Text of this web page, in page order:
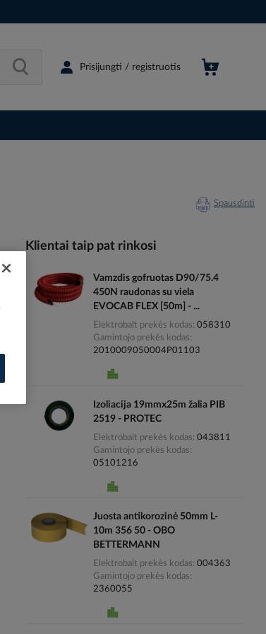
Prisijungti / registruotis
Spausdinti
Klientai taip pat rinkosi
Vamzdis gofruotas D90/75.4
450N raudonas su viela
EVOCAB FLEX [50m] - ...
Elektrobalt prekės kodas 058310
Gamintojo prekės kodas
2010009050004P01103
Izoliacija 19mmx25m žalia PIB
2519 - PROTEC
Elektrobalt prekės kodas 043811
Gamintojo prekės kodas
05101216
Juosta antikorozinė 50mm L-
10m 356 50 - OBO
BETTERMANN
Elektrobalt prekės kodas 004363
Gamintojo prekės kodas
2360055